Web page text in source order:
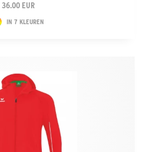
36.00 EUR
IN 7 KLEUREN